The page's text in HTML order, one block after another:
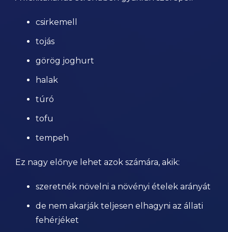
csirkemell
tojás
görög joghurt
halak
túró
tofu
tempeh
Ez nagy előnye lehet azok számára, akik:
szeretnék növelni a növényi ételek arányát
de nem akarják teljesen elhagyni az állati
fehérjéket